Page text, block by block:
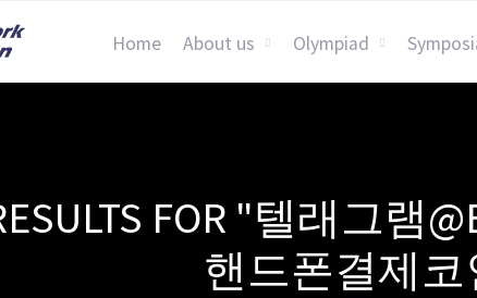
Home About us Olympiad
FOR "텔래그램
핸드폰결제